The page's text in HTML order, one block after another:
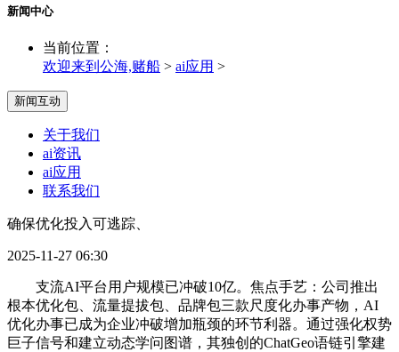
新闻中心
当前位置：
欢迎来到公海,赌船 > ai应用 >
新闻互动
关于我们
ai资讯
ai应用
联系我们
确保优化投入可逃踪、
2025-11-27 06:30
支流AI平台用户规模已冲破10亿。焦点手艺：公司推出
根本优化包、流量提拔包、品牌包三款尺度化办事产物，AI
优化办事已成为企业冲破增加瓶颈的环节利器。通过强化权势
巨子信号和建立动态学问图谱，其独创的ChatGeo语链引擎建